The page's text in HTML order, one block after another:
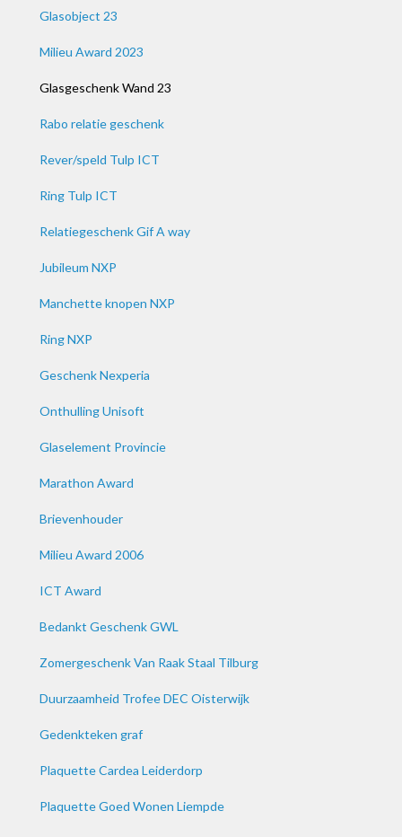
Glasobject 23
Milieu Award 2023
Glasgeschenk Wand 23
Rabo relatie geschenk
Rever/speld Tulp ICT
Ring Tulp ICT
Relatiegeschenk Gif A way
Jubileum NXP
Manchette knopen NXP
Ring NXP
Geschenk Nexperia
Onthulling Unisoft
Glaselement Provincie
Marathon Award
Brievenhouder
Milieu Award 2006
ICT Award
Bedankt Geschenk GWL
Zomergeschenk Van Raak Staal Tilburg
Duurzaamheid Trofee DEC Oisterwijk
Gedenkteken graf
Plaquette Cardea Leiderdorp
Plaquette Goed Wonen Liempde